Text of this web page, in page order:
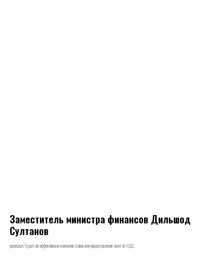
Заместитель министра финансов Дильшод
Султанов
рассказал, будет ли эффективным снижение ставок или предоставление льгот по НДС.